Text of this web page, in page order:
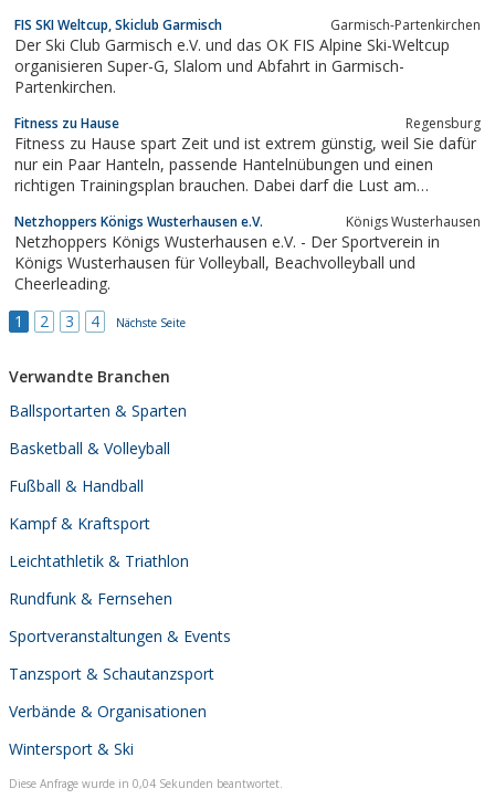
Anbieter vor Ort.Alle Sportangebote können übersichtlich und auf
einen Blick mit einander...
FIS SKI Weltcup, Skiclub Garmisch Garmisch-Partenkirchen
Der Ski Club Garmisch e.V. und das OK FIS Alpine Ski-Weltcup
organisieren Super-G, Slalom und Abfahrt in Garmisch-
Partenkirchen.
Fitness zu Hause Regensburg
Fitness zu Hause spart Zeit und ist extrem günstig, weil Sie dafür
nur ein Paar Hanteln, passende Hantelnübungen und einen
richtigen Trainingsplan brauchen. Dabei darf die Lust am
Netzhoppers Königs Wusterhausen e.V. Königs Wusterhausen
Netzhoppers Königs Wusterhausen e.V. - Der Sportverein in
Königs Wusterhausen für Volleyball, Beachvolleyball und
Cheerleading.
1
2 3 4 Nächste Seite
Verwandte Branchen
Ballsportarten & Sparten
Basketball & Volleyball
Fußball & Handball
Kampf & Kraftsport
Leichtathletik & Triathlon
Rundfunk & Fernsehen
Sportveranstaltungen & Events
Tanzsport & Schautanzsport
Verbände & Organisationen
Wintersport & Ski
Diese Anfrage wurde in 0,04 Sekunden beantwortet.